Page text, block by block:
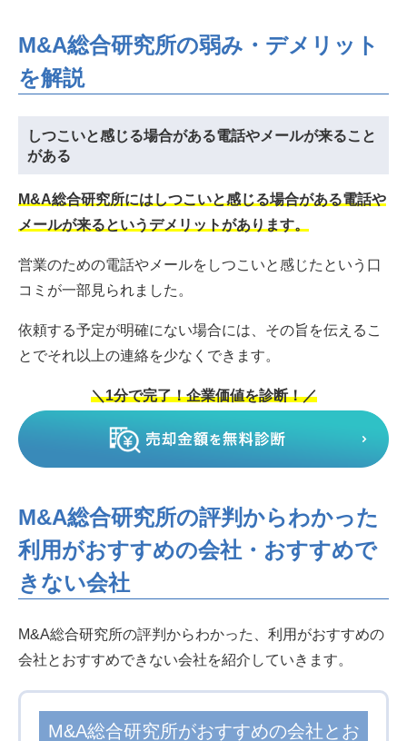
M&A総合研究所の弱み・デメリット
を解説
しつこいと感じる場合がある電話やメールが来ること
がある
M&A総合研究所にはしつこいと感じる場合がある電話や
メールが来るというデメリットがあります。
営業のための電話やメールをしつこいと感じたという口
コミが一部見られました。
依頼する予定が明確にない場合には、その旨を伝えるこ
とでそれ以上の連絡を少なくできます。
＼1分で完了！企業価値を診断！／
M&A総合研究所の評判からわかった
利用がおすすめの会社・おすすめで
きない会社
M&A総合研究所の評判からわかった、利用がおすすめの
会社とおすすめできない会社を紹介していきます。
M&A総合研究所がおすすめの会社とお